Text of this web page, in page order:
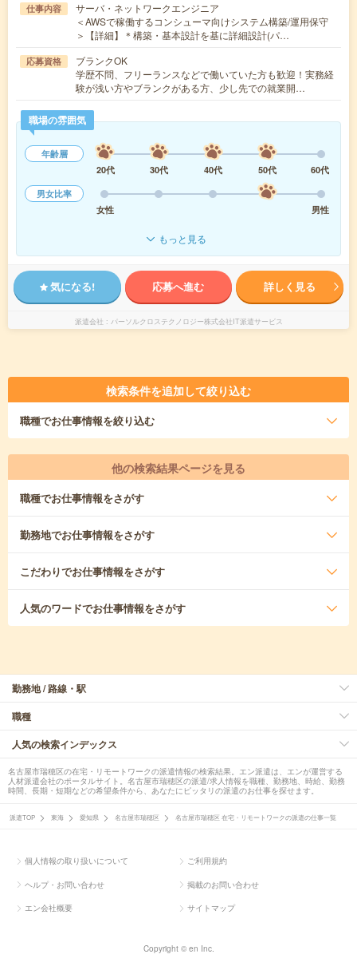
仕事内容
サーバ・ネットワークエンジニア
＜AWSで稼働するコンシューマ向けシステム構築/運用保守
＞【詳細】＊構築・基本設計を基に詳細設計(パ…
応募資格
ブランクOK
学歴不問、フリーランスなどで働いていた方も歓迎！実務経
験が浅い方やブランクがある方、少し先での就業開…
職場の雰囲気
年齢層
20代
30代 40代 50代
60代
男女比率
女性
男性
もっと見る
気になる! 応募へ進む 詳しく見る
派遣会社 パーソルクロステクノロジー株式会社IT派遣サービス
検索条件を追加して絞り込む
職種でお仕事情報を絞り込む
他の検索結果ページを見る
職種でお仕事情報をさがす
勤務地でお仕事情報をさがす
こだわりでお仕事情報をさがす
人気のワードでお仕事情報をさがす
勤務地 / 路線・駅
職種
人気の検索インデックス
名古屋市瑞穂区の在宅・リモートワークの派遣情報の検索結果。エン派遣は、エンが運営する
人材派遣会社のポータルサイト。名古屋市瑞穂区の派遣/求人情報を職種、勤務地、時給、勤務
時間、長期・短期などの希望条件から、あなたにピッタリの派遣のお仕事を探せます。
派遣TOP 東海 愛知県 名古屋市瑞穂区 名古屋市瑞穂区 在宅・リモートワークの派遣の仕事一覧
個人情報の取り扱いについて ご利用規約
ヘルプ・お問い合わせ 掲載のお問い合わせ
エン会社概要 サイトマップ
Copyright © en Inc.